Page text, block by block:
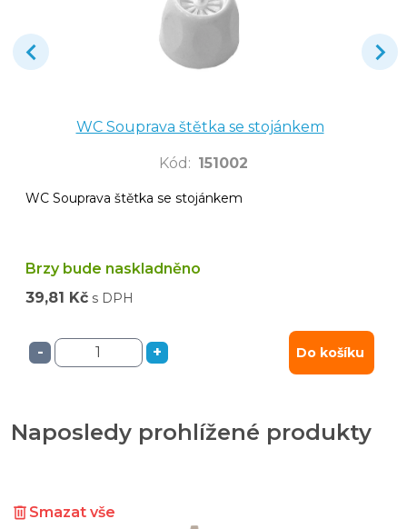
WC Souprava štětka se stojánkem
Kód : 151002
WC Souprava štětka se stojánkem
Brzy bude naskladněno
39,81 Kč s DPH
- + Do košíku
Naposledy prohlížené produkty
Smazat vše